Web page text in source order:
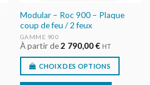
Modular – Roc 900 – Plaque
coup de feu / 2 feux
GAMME 900
À partir de2 790,00€ HT
CHOIX DES OPTIONS